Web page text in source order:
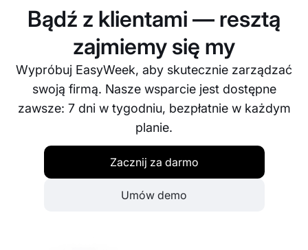
przepisów o ochronie danych, w tym RODO.
Bądź z klientami — resztą
zajmiemy się my
Wypróbuj EasyWeek, aby skutecznie zarządzać
swoją firmą. Nasze wsparcie jest dostępne
zawsze: 7 dni w tygodniu, bezpłatnie w każdym
planie.
Zacznij za darmo
Umów demo